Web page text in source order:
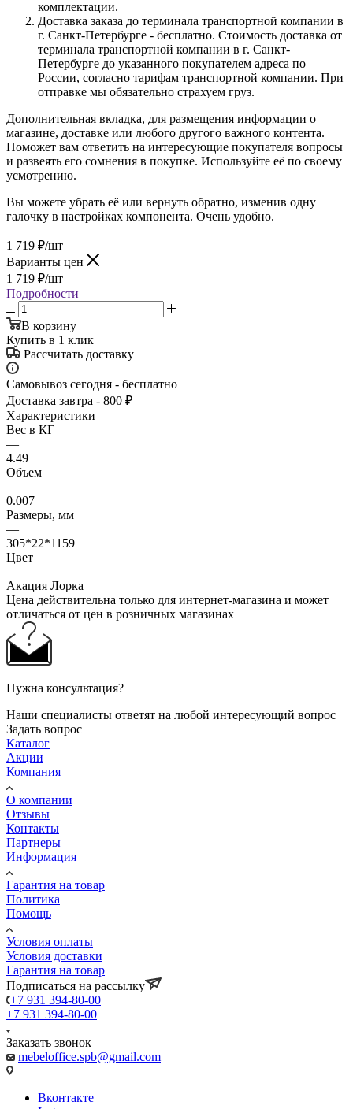
комплектации.
Доставка заказа до терминала транспортной компании в
г. Санкт-Петербурге - бесплатно. Стоимость доставка от
терминала транспортной компании в г. Санкт-
Петербурге до указанного покупателем адреса по
России, согласно тарифам транспортной компании. При
отправке мы обязательно страхуем груз.
Дополнительная вкладка, для размещения информации о
магазине, доставке или любого другого важного контента.
Поможет вам ответить на интересующие покупателя вопросы
и развеять его сомнения в покупке. Используйте её по своему
усмотрению.
Вы можете убрать её или вернуть обратно, изменив одну
галочку в настройках компонента. Очень удобно.
1 719 ₽/шт
Варианты цен
1 719 ₽/шт
Подробности
В корзину
Купить в 1 клик
Рассчитать доставку
Самовывоз сегодня - бесплатно
Доставка завтра - 800 ₽
Характеристики
Вес в КГ
—
4.49
Объем
—
0.007
Размеры, мм
—
305*22*1159
Цвет
—
Акация Лорка
Цена действительна только для интернет-магазина и может
отличаться от цен в розничных магазинах
Нужна консультация?
Наши специалисты ответят на любой интересующий вопрос
Задать вопрос
Каталог
Акции
Компания
О компании
Отзывы
Контакты
Партнеры
Информация
Гарантия на товар
Политика
Помощь
Условия оплаты
Условия доставки
Гарантия на товар
Подписаться на рассылку
+7 931 394-80-00
+7 931 394-80-00
Заказать звонок
mebeloffice.spb@gmail.com
Вконтакте